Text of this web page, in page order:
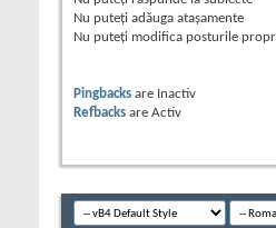
Nu puteţi adăuga ataşamente
Nu puteţi modifica posturile
Pingbacks are Inactiv
Refbacks are Activ